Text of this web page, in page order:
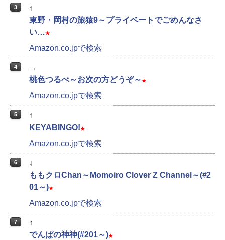
3
↑
東野・岡村の旅猿9～プライベートでごめんなさ
い…★
Amazon.co.jpで検索
4
→
桃色つるべ～お次の方どうぞ～ ★
Amazon.co.jpで検索
5
↑
KEYABINGO!★
Amazon.co.jpで検索
6
↓
ももクロChan～Momoiro Clover Z Channel～(#2
01～)★
Amazon.co.jpで検索
7
↑
でんぱの神神(#201～)★